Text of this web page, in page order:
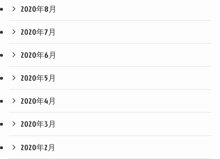
2020年8月
2020年7月
2020年6月
2020年5月
2020年4月
2020年3月
2020年2月